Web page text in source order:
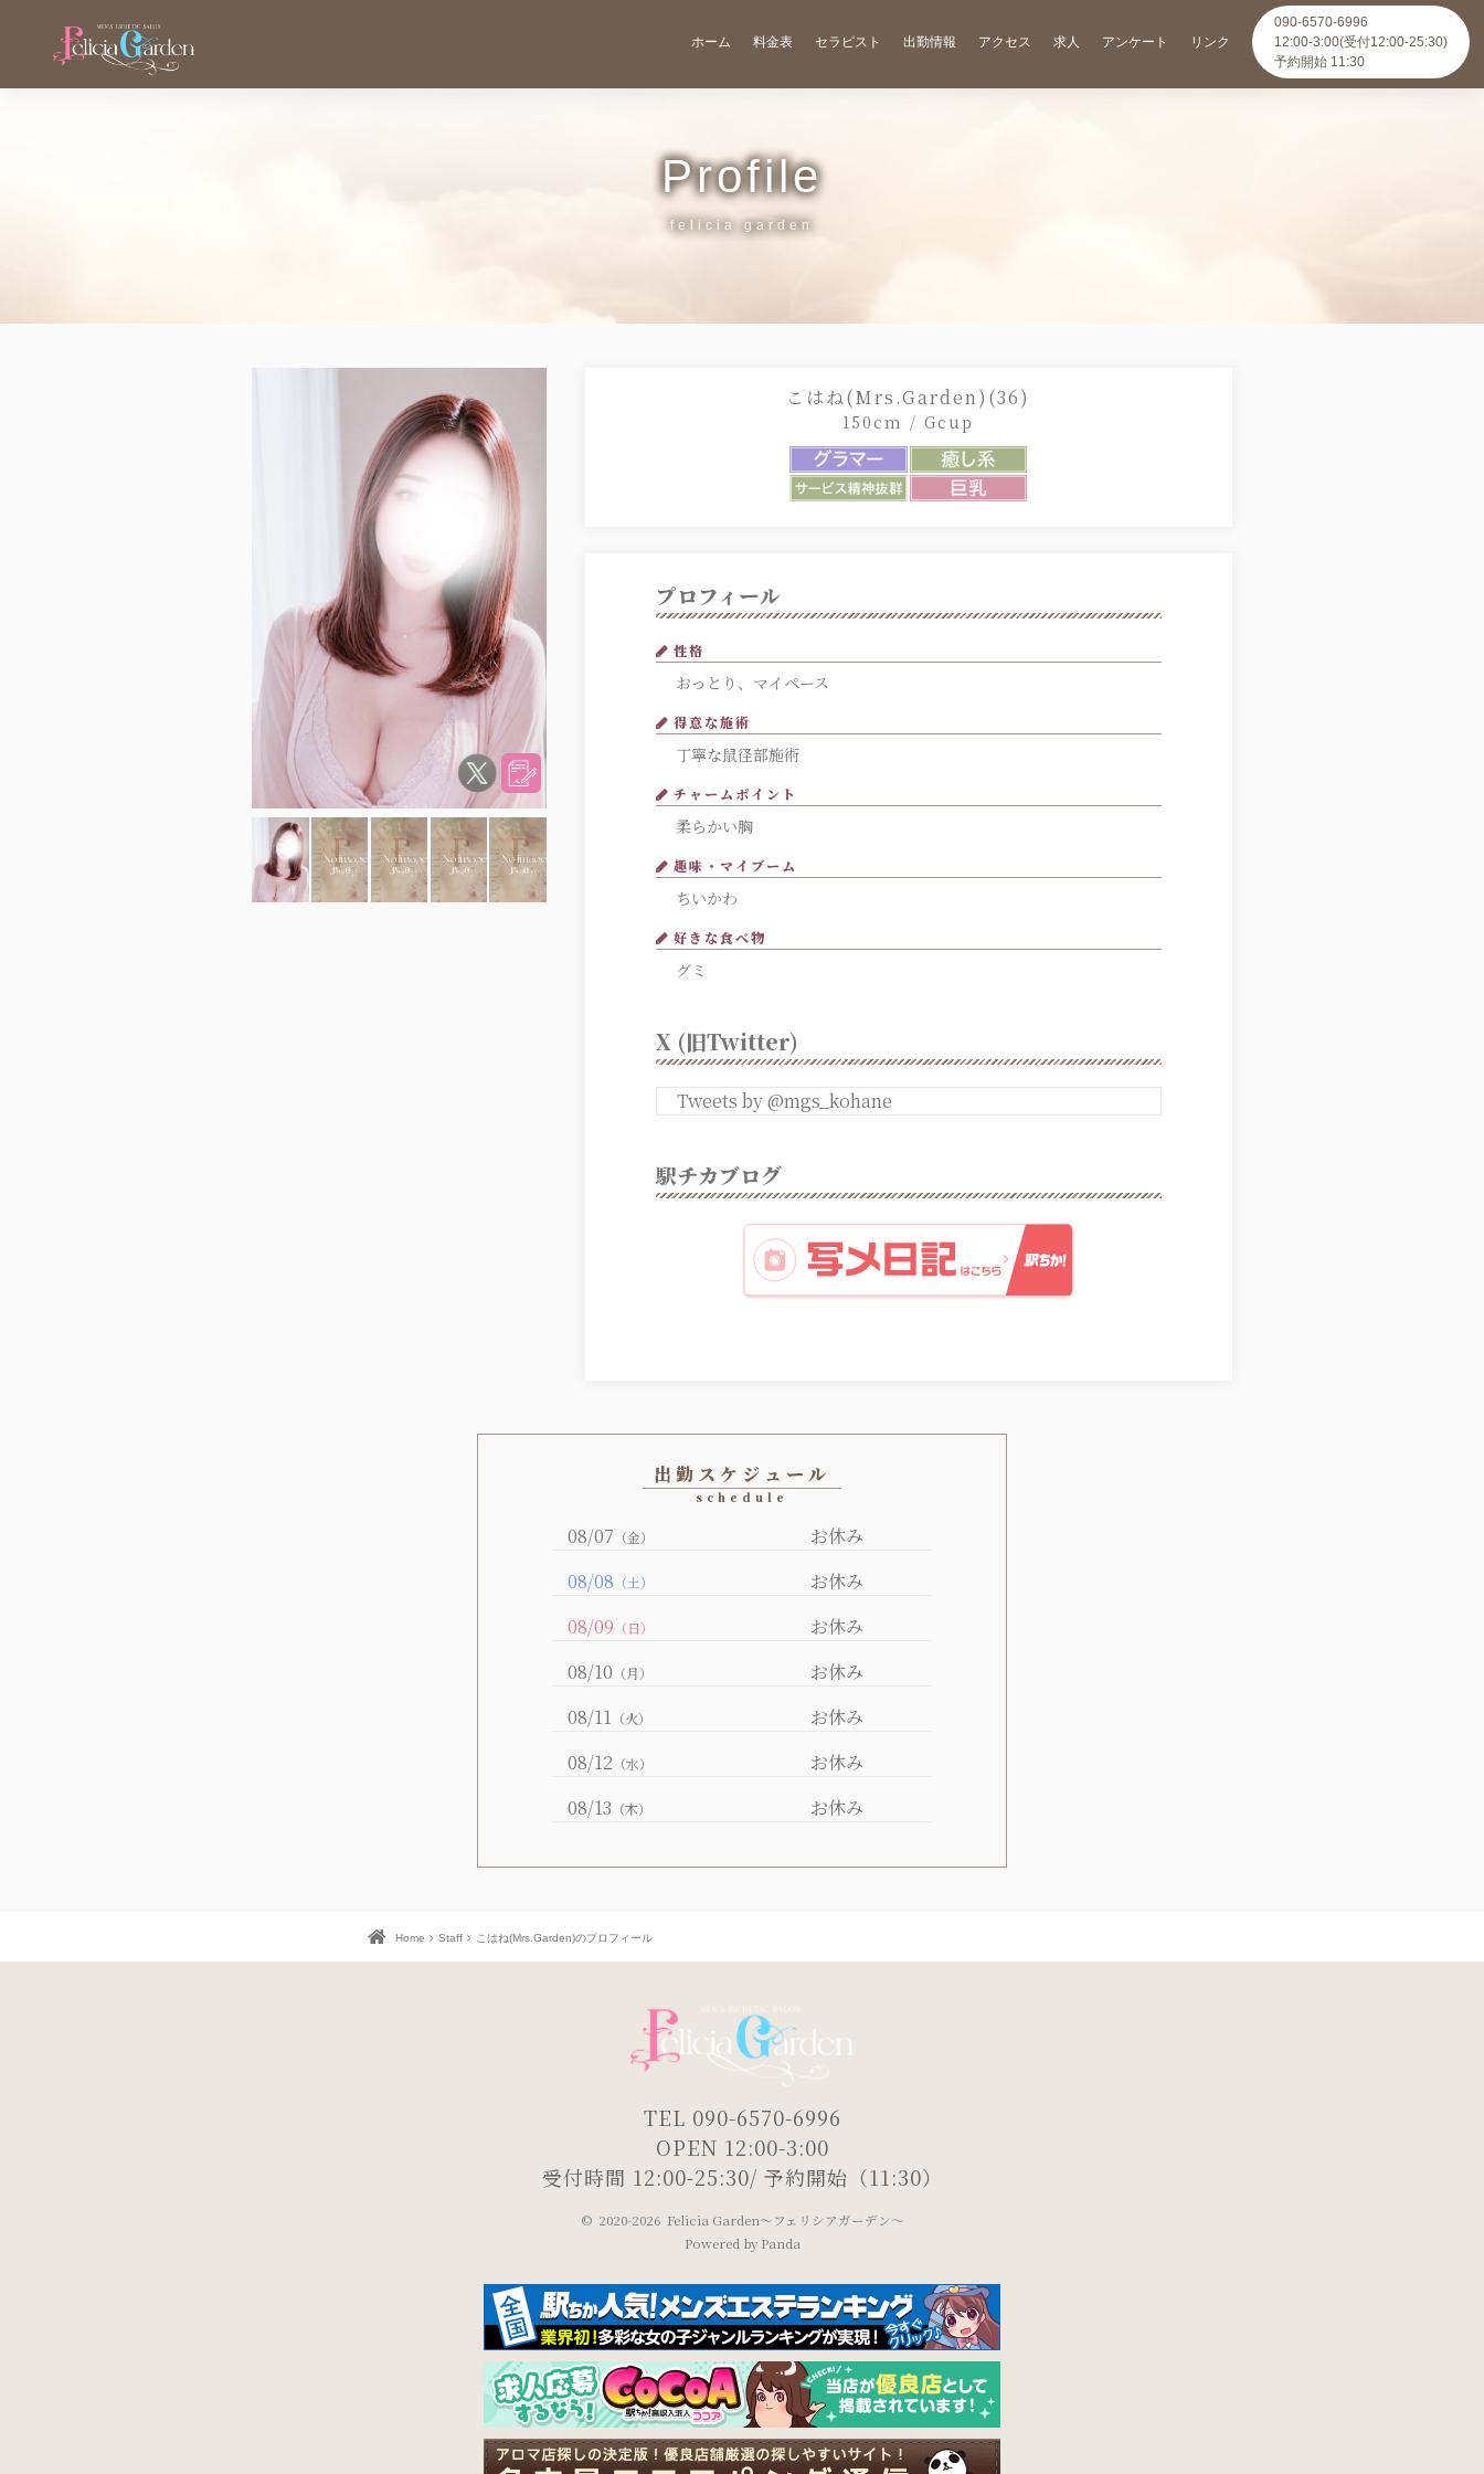
ホーム 料金表 セラピスト 出勤情報 アクセス 求人 アンケート リンク
090-6570-6996
12:00-3:00(受付12:00-25:30)
予約開始 11:30
Profile
こはね(Mrs.Garden)(36)
150cm / Gcup
プロフィール
性格
おっとり、マイペース
得意な施術
丁寧な鼠径部施術
チャームポイント
柔らかい胸
趣味・マイブーム
ちいかわ
好きな食べ物
グミ
X (旧Twitter)
Tweets by @mgs_kohane
駅チカブログ
出勤スケジュール
08/07 （金）
お休み
08/08 （土）
お休み
08/09 （日）
お休み
08/10 （月）
お休み
08/11 （火）
お休み
08/12 （水）
お休み
08/13 （木） お休み
Home Staff こはね(Mrs.Garden)のプロフィール
TEL 090-6570-6996
OPEN 12:00-3:00
受付時間 12:00-25:30/ 予約開始（11:30）
© 2020-2026 Felicia Garden～フェリシアガーデン～
Powered by Panda